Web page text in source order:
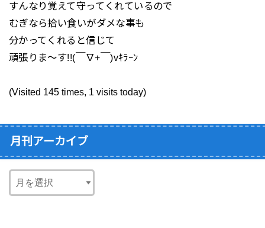
すんなり覚えて守ってくれているので
むぎなら拾い食いがダメな事も
分かってくれると信じて
頑張りま～す!!(￣∇+￣)vｷﾗｰﾝ
(Visited 145 times, 1 visits today)
月刊アーカイブ